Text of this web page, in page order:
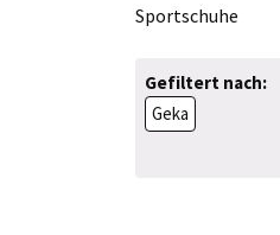
Sportschuhe
Gefiltert nach:
Geka